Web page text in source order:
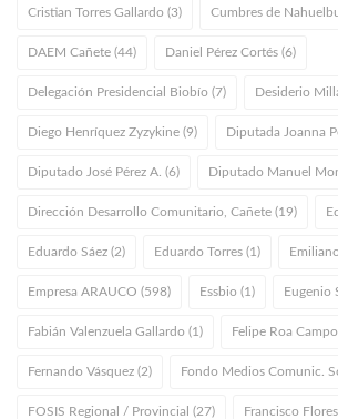
Cristian Torres Gallardo (3) Cumbres de
DAEM Cañete (44) Daniel Pérez Cortés (6)
Delegación Presidencial Biobío (7) Desiderio
Diego Henríquez Zyzykine (9) Diputada Joanna
Diputado José Pérez A. (6) Diputado Manuel
Dirección Desarrollo Comunitario, Cañete (19)
Eduardo Sáez (2) Eduardo Torres (1)
Empresa ARAUCO (598) Essbio (1) Eugenio
Fabián Valenzuela Gallardo (1) Felipe Roa
Fernando Vásquez (2) Fondo Medios Comunic.
FOSIS Regional / Provincial (27) Francisco